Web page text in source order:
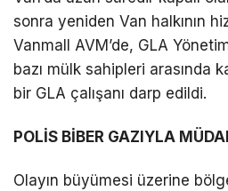
EĞITIM
DIĞER
sonra yeniden Van halkının
Vanmall AVM’de, GLA
bazı mülk sahipleri arasında
bir GLA çalışanı darp edildi.
POLİS BİBER GAZIYLA
Olayın büyümesi üzerine